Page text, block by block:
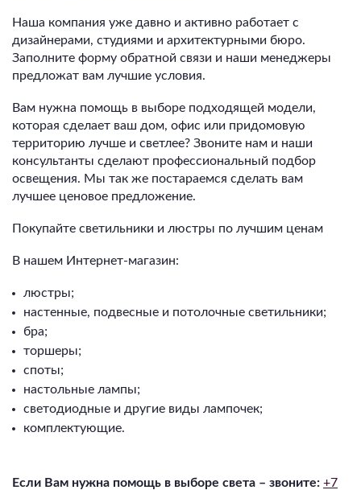
Наша компания уже давно и активно работает с
дизайнерами, студиями и архитектурными бюро.
Заполните форму обратной связи и наши менеджеры
предложат вам лучшие условия.
Вам нужна помощь в выборе подходящей модели,
которая сделает ваш дом, офис или придомовую
территорию лучше и светлее? Звоните нам и наши
консультанты сделают профессиональный подбор
освещения. Мы так же постараемся сделать вам
лучшее ценовое предложение.
Покупайте светильники и люстры по лучшим ценам
В нашем Интернет-магазин:
люстры;
настенные, подвесные и потолочные светильники;
бра;
торшеры;
споты;
настольные лампы;
светодиодные и другие виды лампочек;
комплектующие.⁠
Если Вам нужна помощь в выборе света – звоните: +7